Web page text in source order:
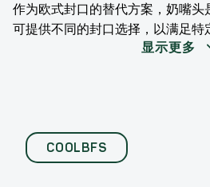
作为欧式封口的替代方案，奶嘴头
可提供不同的封口选择，以满足特
显示更多
COOLBFS